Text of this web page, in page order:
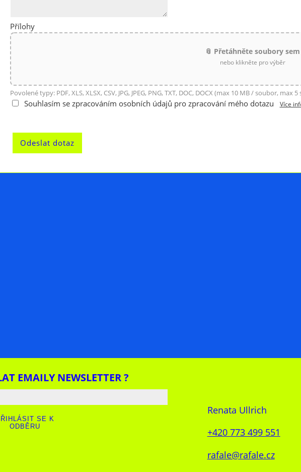
Přílohy
📎 Přetáhněte soubory sem
nebo klikněte pro výběr
Povolené typy: PDF, XLS, XLSX, CSV, JPG, JPEG, PNG, TXT, DOC, DOCX (max 10 MB / soubor, max
Souhlasím se zpracováním osobních údajů pro zpracování mého dotazu Více
EMAILY NEWSLETTER ?
Renata Ullrich
+420 773 499 551
rafale@rafale.cz